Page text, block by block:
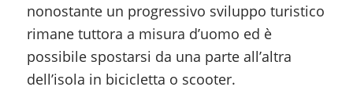
nonostante un progressivo sviluppo turistico
rimane tuttora a misura d’uomo ed è
possibile spostarsi da una parte all’altra
dell’isola in bicicletta o scooter.